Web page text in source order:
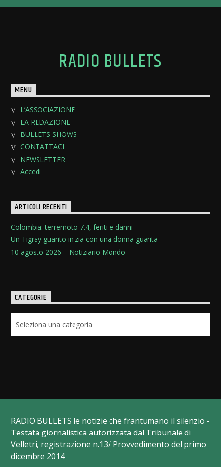
RADIO BULLETS
MENU
L’ASSOCIAZIONE
LA REDAZIONE
BULLETS SHOWS
CONTATTACI
NEWSLETTER
Accedi
ARTICOLI RECENTI
Colombia: terremoto 7.4, feriti e danni
Un Tigray guarito inizia con una donna guarita
10 agosto 2026 – Notiziario Mondo
CATEGORIE
RADIO BULLETS le notizie che frantumano il silenzio -
Testata giornalistica autorizzata dal Tribunale di
Velletri, registrazione n.13/ Provvedimento del primo
dicembre 2014